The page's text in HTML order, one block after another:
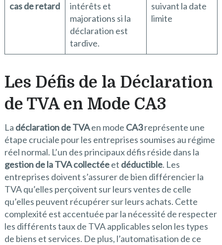
cas de retard
intérêts et
majorations si la
déclaration est
tardive.
suivant la date
limite
Les Défis de la Déclaration
de TVA en Mode CA3
La déclaration de TVAen mode CA3représente une
étape cruciale pour les entreprises soumises au régime
réel normal. L’un des principaux défis réside dans la
gestion de la TVA collectéeet déductible. Les
entreprises doivent s’assurer de bien différencier la
TVA qu’elles perçoivent sur leurs ventes de celle
qu’elles peuvent récupérer sur leurs achats. Cette
complexité est accentuée par la nécessité de respecter
les différents taux de TVA applicables selon les types
de biens et services. De plus, l’automatisation de ce